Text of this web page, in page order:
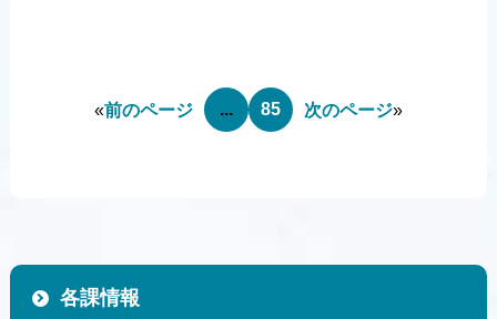
«前のページ ... 85 次のページ»
各課情報